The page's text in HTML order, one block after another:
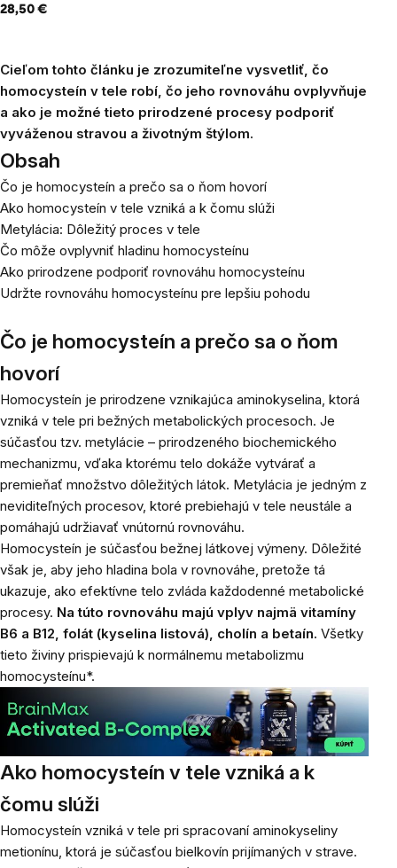
28,50 €
Cieľom tohto článku je zrozumiteľne vysvetliť, čo
homocysteín v tele robí, čo jeho rovnováhu ovplyvňuje
a ako je možné tieto prirodzené procesy podporiť
vyváženou stravou a životným štýlom.
Obsah
Čo je homocysteín a prečo sa o ňom hovorí
Ako homocysteín v tele vzniká a k čomu slúži
Metylácia: Dôležitý proces v tele
Čo môže ovplyvniť hladinu homocysteínu
Ako prirodzene podporiť rovnováhu homocysteínu
Udržte rovnováhu homocysteínu pre lepšiu pohodu
Čo je homocysteín a prečo sa o ňom
hovorí
Homocysteín je prirodzene vznikajúca aminokyselina, ktorá
vzniká v tele pri bežných metabolických procesoch. Je
súčasťou tzv. metylácie – prirodzeného biochemického
mechanizmu, vďaka ktorému telo dokáže vytvárať a
premieňať množstvo dôležitých látok. Metylácia je jedným z
neviditeľných procesov, ktoré prebiehajú v tele neustále a
pomáhajú udržiavať vnútornú rovnováhu.
Homocysteín je súčasťou bežnej látkovej výmeny. Dôležité
však je, aby jeho hladina bola v rovnováhe, pretože tá
ukazuje, ako efektívne telo zvláda každodenné metabolické
procesy. Na túto rovnováhu majú vplyv najmä vitamíny
B6 a B12, folát (kyselina listová), cholín a betaín. Všetky
tieto živiny prispievajú k normálnemu metabolizmu
homocysteínu*.
Ako homocysteín v tele vzniká a k
čomu slúži
Homocysteín vzniká v tele pri spracovaní aminokyseliny
metionínu, ktorá je súčasťou bielkovín prijímaných v strave.